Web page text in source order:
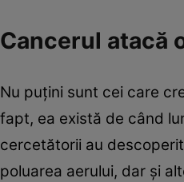
Cancerul atacă
Nu puţini sunt cei care
fapt, ea există de când
cercetătorii au
poluarea aerului, dar şi